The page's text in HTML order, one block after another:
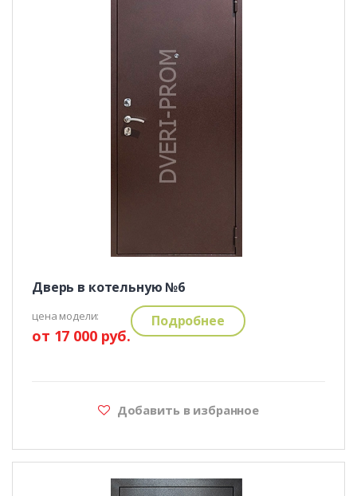
Дверь в котельную №6
цена модели:
от 17 000 руб.
Подробнее
Добавить в избранное